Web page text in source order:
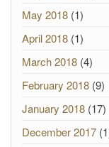
May 2018 (1)
April 2018 (1)
March 2018 (4)
February 2018 (9)
January 2018 (17)
December 2017